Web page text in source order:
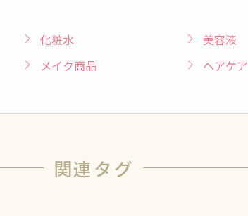
化粧水 美容液
メイク商品 ヘアケア
関連タグ